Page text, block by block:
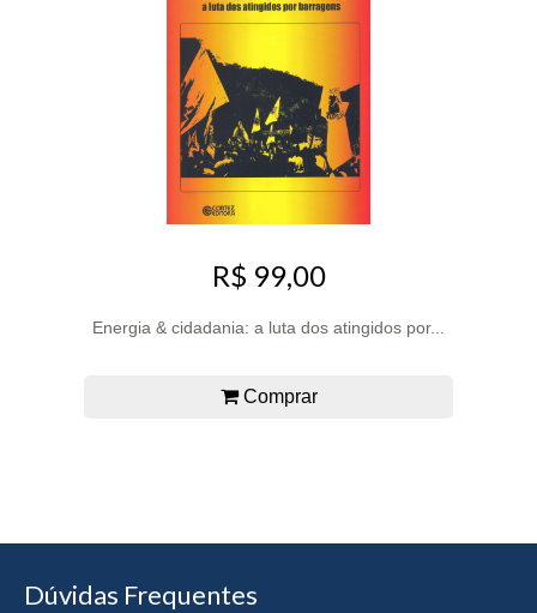
R$ 99,00
Energia & cidadania: a luta dos atingidos por...
Comprar
Dúvidas Frequentes